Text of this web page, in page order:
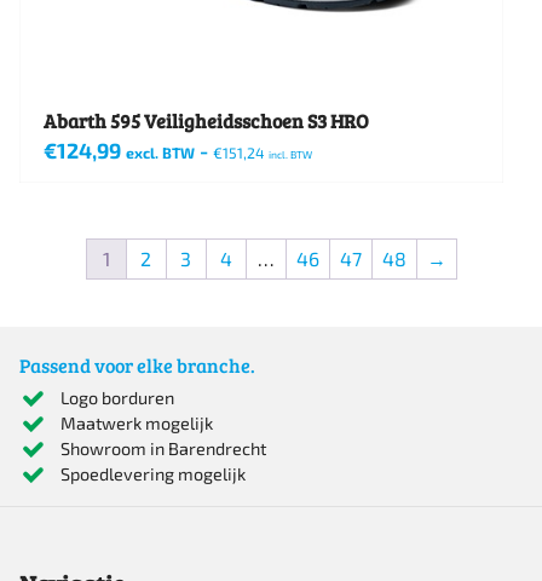
Abarth 595 Veiligheidsschoen S3 HRO
€124,99 excl. BTW - €151,24 incl. BTW
Deze
optie
kan
op
1 2 3 4 … 46 47 48 →
Passend voor elke branche.
Logo borduren
Maatwerk mogelijk
Showroom in Barendrecht
Spoedlevering mogelijk